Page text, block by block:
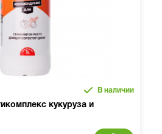
В наличии
кукуруза и